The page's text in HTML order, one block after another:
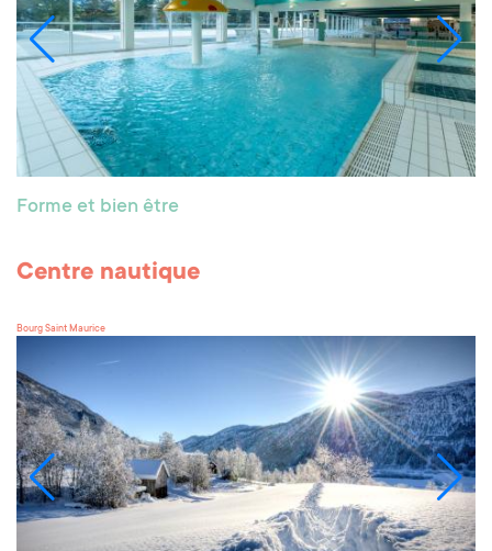
Forme et bien être
Centre nautique
Bourg Saint Maurice